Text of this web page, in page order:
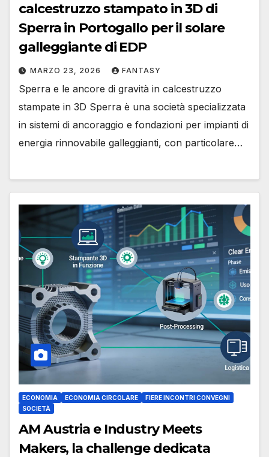
calcestruzzo stampato in 3D di
Sperra in Portogallo per il solare
galleggiante di EDP
MARZO 23, 2026 FANTASY
Sperra e le ancore di gravità in calcestruzzo
stampate in 3D Sperra è una società specializzata
in sistemi di ancoraggio e fondazioni per impianti di
energia rinnovabile galleggianti, con particolare…
ECONOMIA ECONOMIA CIRCOLARE
FIERE INCONTRI CONVEGNI
SOCIETÀ
AM Austria e Industry Meets
Makers, la challenge dedicata